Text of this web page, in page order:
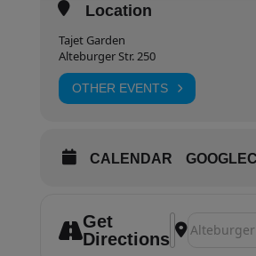
Location
Tajet Garden
Alteburger Str. 250
OTHER EVENTS
CALENDAR
Get
Directions
Address -